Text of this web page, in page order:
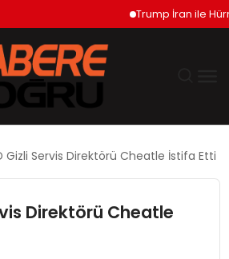
Trump İran ile
Gizli Servis Direktörü Cheatle İstifa Etti
Direktörü Cheatle